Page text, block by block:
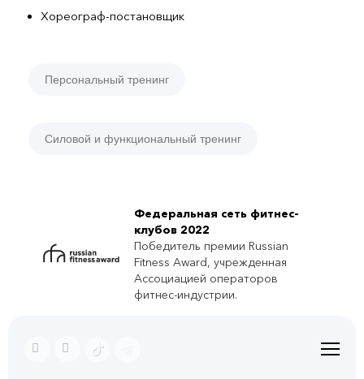
Хореограф-постановщик
Персональный тренинг
Силовой и функциональный тренинг
Федеральная сеть фитнес-
клубов 2022
Победитель премии Russian
Fitness Award, учрежденная
Ассоциацией операторов
фитнес-индустрии.